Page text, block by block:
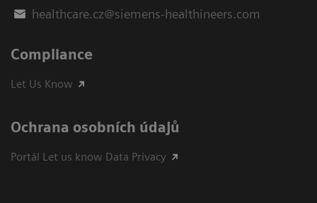
healthcare.cz@siemens-healthineers.com
Compliance
Let Us Know
Ochrana osobních údajů
Portál Let us know Data Privacy